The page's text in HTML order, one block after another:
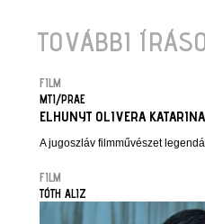
TOVÁBBI
FILM
MTI/PRAE
ELHUNYT OLIVERA KATARINA
A jugoszláv filmművészet
FILM
TÓTH ALIZ